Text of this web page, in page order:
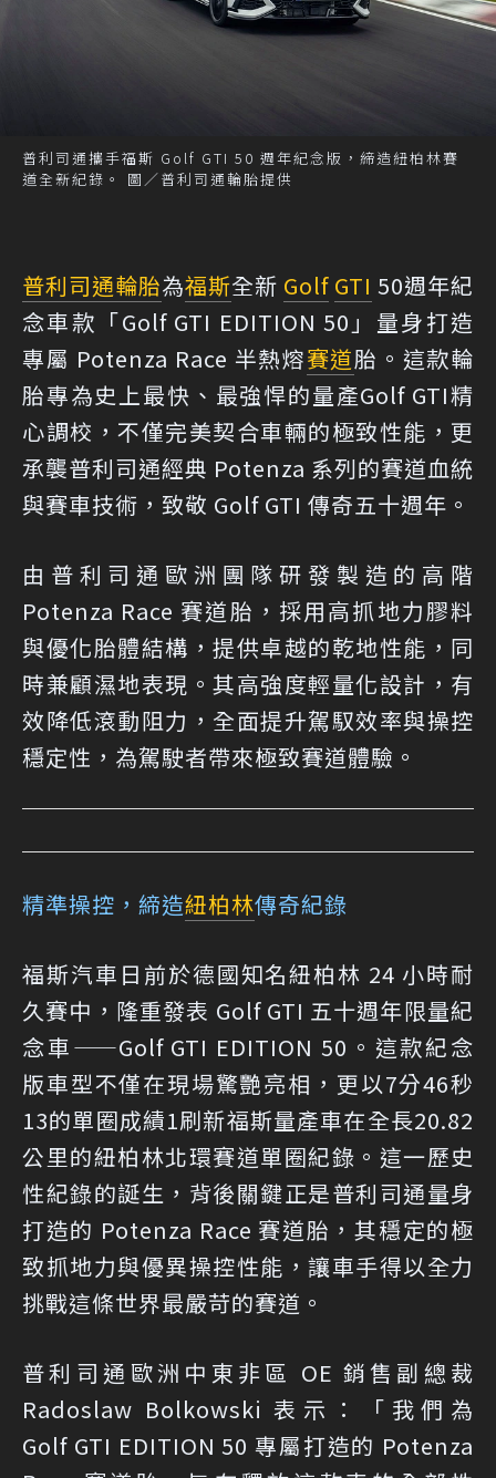
普利司通攜手福斯 Golf GTI 50 週年紀念版，締造紐柏林賽
道全新紀錄。 圖／普利司通輪胎提供
普利司通輪胎為福斯全新 Golf GTI 50週年紀
念車款「Golf GTI EDITION 50」量身打造
專屬 Potenza Race 半熱熔賽道胎。這款輪
胎專為史上最快、最強悍的量產Golf GTI精
心調校，不僅完美契合車輛的極致性能，更
承襲普利司通經典 Potenza 系列的賽道血統
與賽車技術，致敬 Golf GTI 傳奇五十週年。
由普利司通歐洲團隊研發製造的高階
Potenza Race 賽道胎，採用高抓地力膠料
與優化胎體結構，提供卓越的乾地性能，同
時兼顧濕地表現。其高強度輕量化設計，有
效降低滾動阻力，全面提升駕馭效率與操控
穩定性，為駕駛者帶來極致賽道體驗。
精準操控，締造紐柏林傳奇紀錄
福斯汽車日前於德國知名紐柏林 24 小時耐
久賽中，隆重發表 Golf GTI 五十週年限量紀
念車——Golf GTI EDITION 50。這款紀念
版車型不僅在現場驚艷亮相，更以7分46秒
13的單圈成績1刷新福斯量產車在全長20.82
公里的紐柏林北環賽道單圈紀錄。這一歷史
性紀錄的誕生，背後關鍵正是普利司通量身
打造的 Potenza Race 賽道胎，其穩定的極
致抓地力與優異操控性能，讓車手得以全力
挑戰這條世界最嚴苛的賽道。
普利司通歐洲中東非區 OE 銷售副總裁
Radoslaw Bolkowski 表示：「我們為
Golf GTI EDITION 50 專屬打造的 Potenza